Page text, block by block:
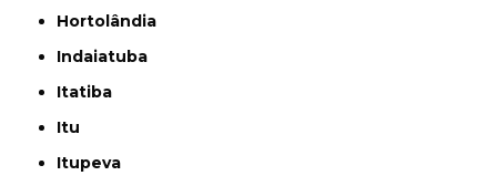
Hortolândia
Indaiatuba
Itatiba
Itu
Itupeva